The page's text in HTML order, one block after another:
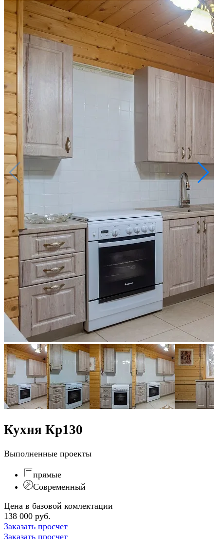
Кухня Кр130
Выполненные проекты
прямые
Современный
Цена в базовой комлектации
138 000 руб.
Заказать просчет
Заказать просчет